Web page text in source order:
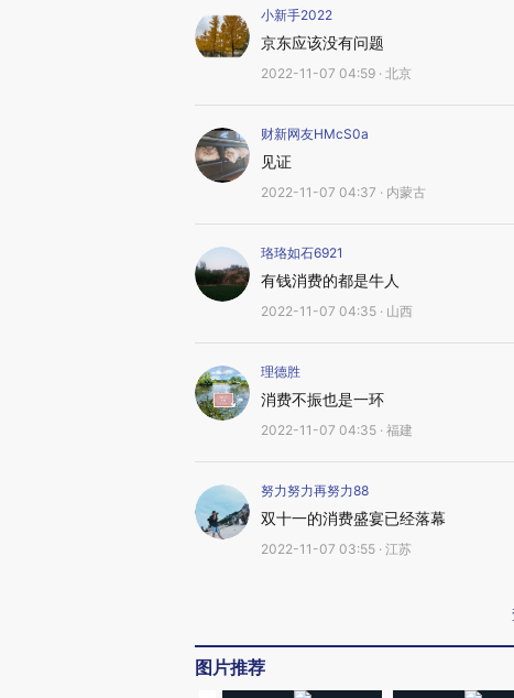
小新手2022
京东应该没有问题
2022-11-07 04:59 · 北京
财新网友HMcS0a
见证
2022-11-07 04:37 · 内蒙古
珞珞如石6921
有钱消费的都是牛人
2022-11-07 04:35 · 山西
理德胜
消费不振也是一环
2022-11-07 04:35 · 福建
努力努力再努力88
双十一的消费盛宴已经落幕
2022-11-07 03:55 · 江苏
图片推荐